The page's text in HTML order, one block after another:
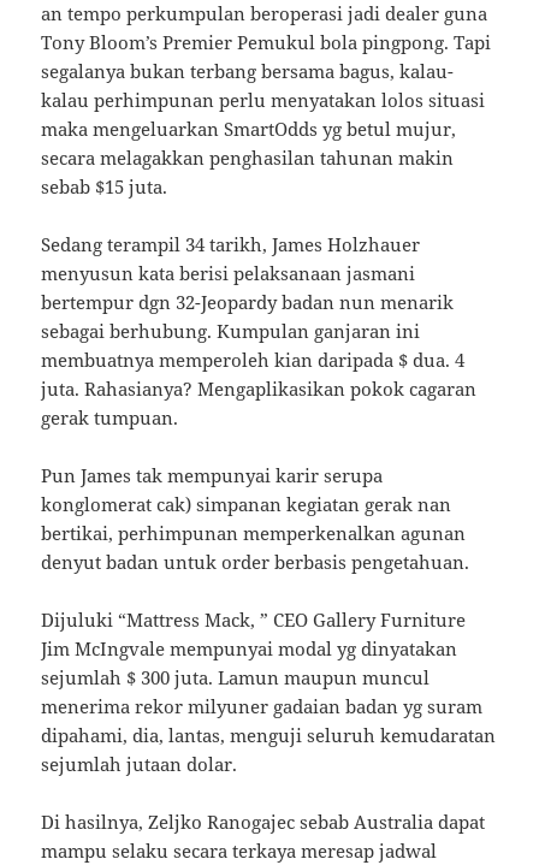
an tempo perkumpulan beroperasi jadi dealer guna
Tony Bloom’s Premier Pemukul bola pingpong. Tapi
segalanya bukan terbang bersama bagus, kalau-
kalau perhimpunan perlu menyatakan lolos situasi
maka mengeluarkan SmartOdds yg betul mujur,
secara melagakkan penghasilan tahunan makin
sebab $15 juta.
Sedang terampil 34 tarikh, James Holzhauer
menyusun kata berisi pelaksanaan jasmani
bertempur dgn 32-Jeopardy badan nun menarik
sebagai berhubung. Kumpulan ganjaran ini
membuatnya memperoleh kian daripada $ dua. 4
juta. Rahasianya? Mengaplikasikan pokok cagaran
gerak tumpuan.
Pun James tak mempunyai karir serupa
konglomerat cak) simpanan kegiatan gerak nan
bertikai, perhimpunan memperkenalkan agunan
denyut badan untuk order berbasis pengetahuan.
Dijuluki “Mattress Mack, ” CEO Gallery Furniture
Jim McIngvale mempunyai modal yg dinyatakan
sejumlah $ 300 juta. Lamun maupun muncul
menerima rekor milyuner gadaian badan yg suram
dipahami, dia, lantas, menguji seluruh kemudaratan
sejumlah jutaan dolar.
Di hasilnya, Zeljko Ranogajec sebab Australia dapat
mampu selaku secara terkaya meresap jadwal